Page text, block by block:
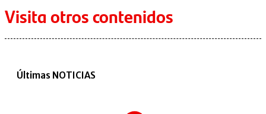
Visita otros contenidos
Últimas NOTICIAS